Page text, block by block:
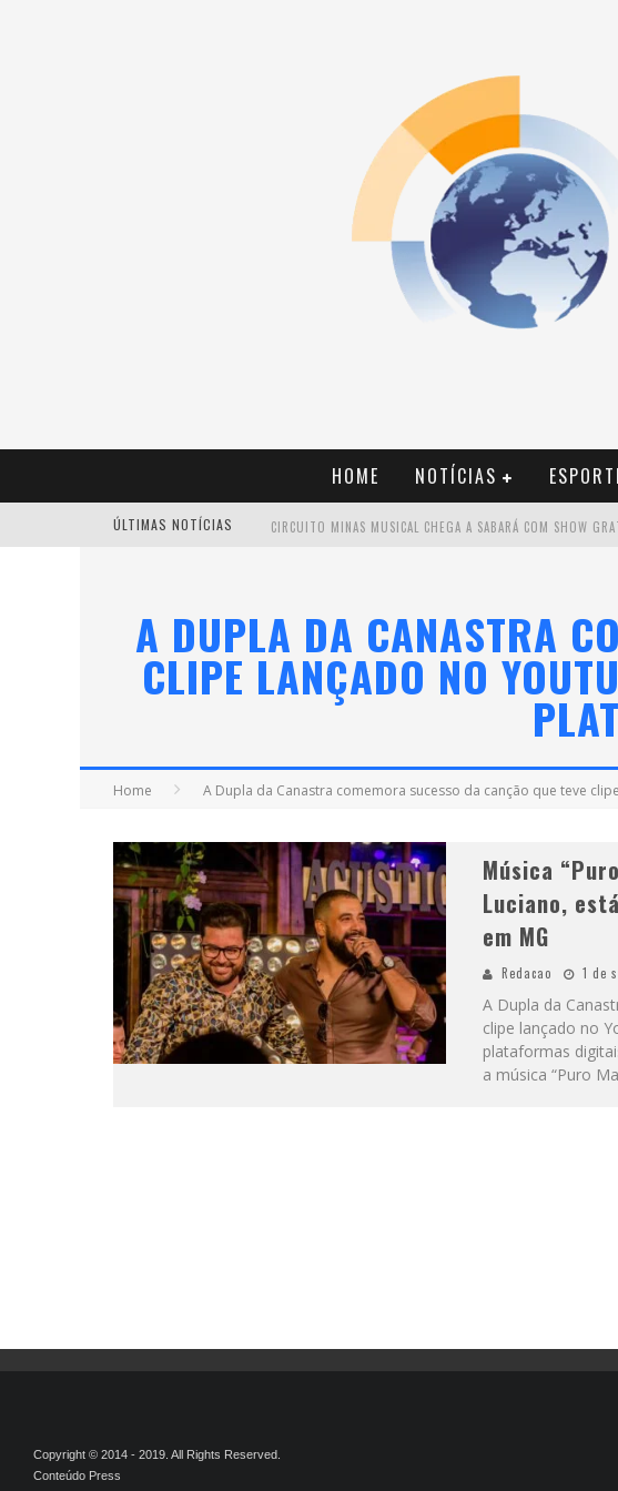
HOME NOTÍCIAS
ÚLTIMAS NOTÍCIAS
MILTON GUEDES TRAZ TURNÊ “MILTON CANTA LULU” A
A DUPLA DA CANASTRA
CLIPE LANÇADO NO
Home A Dupla da Canastra comemora sucesso da canção que teve
Música
Luciano,
em MG
Redacao 1 de
A Dupla da
clipe lançado no
plataformas
a música “Puro
Copyright © 2014 - 2019. All Rights Reserved.
Conteúdo Press